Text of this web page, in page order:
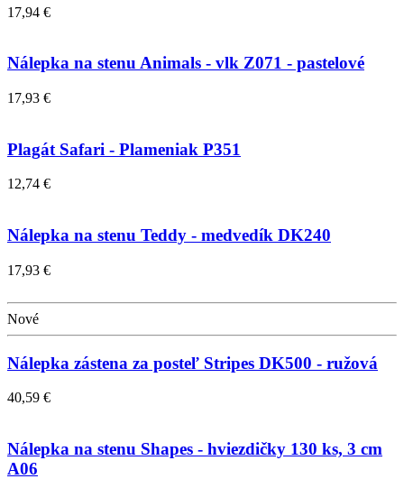
17,94 €
Nálepka na stenu Animals - vlk Z071 - pastelové
17,93 €
Plagát Safari - Plameniak P351
12,74 €
Nálepka na stenu Teddy - medvedík DK240
17,93 €
Nové
Nálepka zástena za posteľ Stripes DK500 - ružová
40,59 €
Nálepka na stenu Shapes - hviezdičky 130 ks, 3 cm
A06